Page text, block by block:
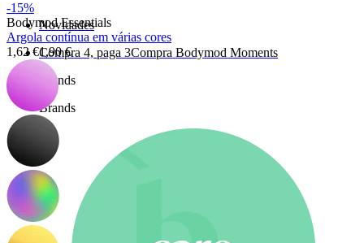
Novidades
Compra 4, paga 3Compra Bodymod Moments
Brands
Brands
-15%
Bodymod Essentials
Argola contínua em várias cores
1,62 €1,90 €